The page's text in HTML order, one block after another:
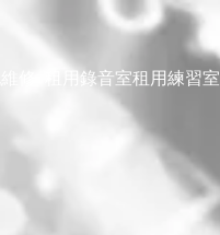
修 租用錄音室租用練習室